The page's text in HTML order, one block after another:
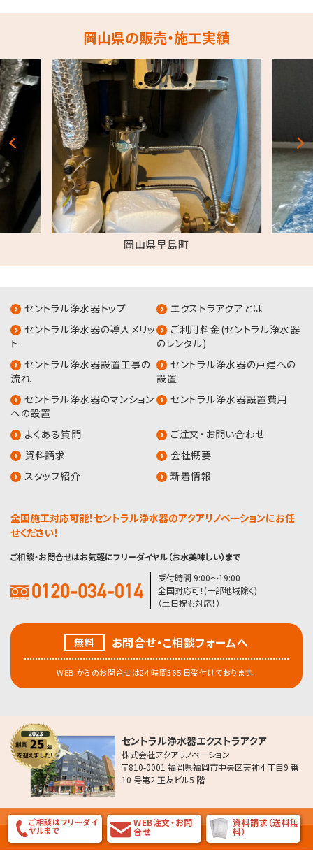
岡山県の販売・施工実績
岡山県早島町
セントラル浄水器トップ
エクストラアクアとは
セントラル浄水器の導入メリッ
ト
ご利用料金(セントラル浄水器
のレンタル)
セントラル浄水器設置工事の
流れ
セントラル浄水器の戸建への
設置
セントラル浄水器のマンション
への設置
セントラル浄水器設置費用
よくある質問
ご注文・お問い合わせ
資料請求
会社概要
スタッフ紹介
新着情報
全国施工対応可能！セントラル浄水器のアクアリノベーションにお任
せください！
ご相談・お問合せはお気軽にフリーダイヤル（お水美味しい）まで
受付時間 9:00〜19:00
全国対応可！(一部地域除く)
（土日祝も対応！）
無料 お問合せ・こ相談フォームへ
WEB からのお問合せは24 時間365 日受付けております。
セントラル浄水器エクストラアクア
株式会社アクアリノベーション
〒810-0001 福岡県福岡市中央区天神4 丁目9 番
10 号第2 正友ビル5 階
COPYRIGHT (C) AQUA Renovation Co.Ltd ALL RIGHT RESERVED
ご相談はフリーダイ
ヤルまで
WEB注文・お問
合せ
資料請求（送料無
料）